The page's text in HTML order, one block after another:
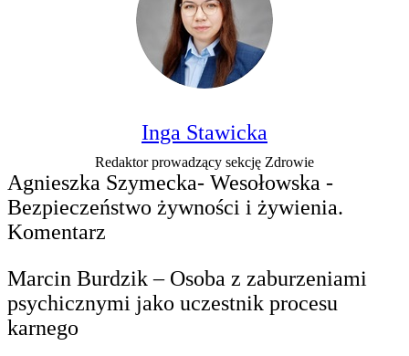
Inga Stawicka
Redaktor prowadzący sekcję Zdrowie
Agnieszka Szymecka- Wesołowska -
Bezpieczeństwo żywności i żywienia.
Komentarz
Marcin Burdzik – Osoba z zaburzeniami
psychicznymi jako uczestnik procesu
karnego